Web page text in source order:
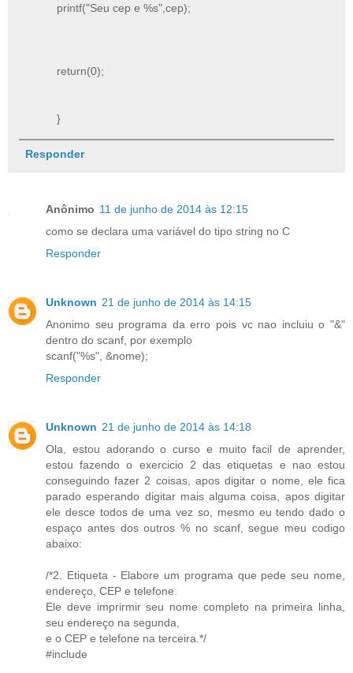
printf("Seu cep e %s",cep);
return(0);
}
Responder
Anônimo 11 de junho de 2014 às 12:15
como se declara uma variável do tipo string no C
Responder
Unknown 21 de junho de 2014 às 14:15
Anonimo seu programa da erro pois vc nao incluiu o "&"
dentro do scanf, por exemplo
scanf("%s", &nome);
Responder
Unknown 21 de junho de 2014 às 14:18
Ola, estou adorando o curso e muito facil de aprender,
estou fazendo o exercicio 2 das etiquetas e nao estou
conseguindo fazer 2 coisas, apos digitar o nome, ele fica
parado esperando digitar mais alguma coisa, apos digitar
ele desce todos de uma vez so, mesmo eu tendo dado o
espaço antes dos outros % no scanf, segue meu codigo
abaixo:
/*2. Etiqueta - Elabore um programa que pede seu nome,
endereço, CEP e telefone.
Ele deve imprirmir seu nome completo na primeira linha,
seu endereço na segunda,
e o CEP e telefone na terceira.*/
#include